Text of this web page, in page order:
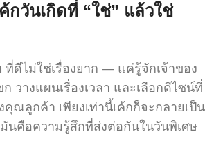
กวันเกิดที่ “ใช่” แล้วใช่
ที่ดีไม่ใช่เรื่องยาก — แค่รู้จักเจ้าของ
วางแผนเรื่องเวลา และเลือกดีไซน์ที่
ณลูกค้า เพียงเท่านี้เค้กก็จะกลายเป็น
คือความรู้สึกที่ส่งต่อกันในวันพิเศษ